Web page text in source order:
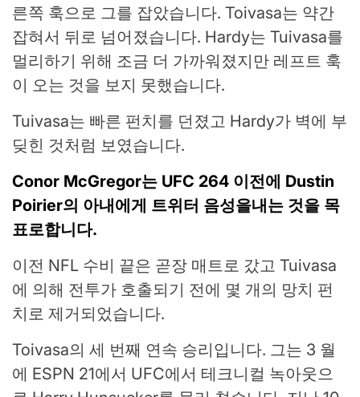
른쪽 훅으로 그를 잡았습니다. Toivasa는 약간
잡혀서 뒤로 넘어졌습니다. Hardy는 Tuivasa를
멀리하기 위해 조금 더 가까워졌지만 레프트 훅
이 오는 것을 보지 못했습니다.
Tuivasa는 빠른 펀치를 던졌고 Hardy가 벽에 부
딪힌 것처럼 보였습니다.
Conor McGregor는 UFC 264 이전에 Dustin
Poirier의 아내에게 트위터 음성을내는 것을 목
표로합니다.
이전 NFL 수비 끝은 곧장 매트로 갔고 Tuivasa
에 의해 전투가 호출되기 전에 몇 개의 망치 펀
치로 제거되었습니다.
Toivasa의 세 번째 연속 승리입니다. 그는 3 월
에 ESPN 21에서 UFC에서 테크니컬 녹아웃으